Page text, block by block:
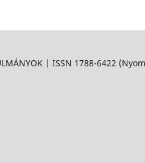
| ISSN 1788-6422